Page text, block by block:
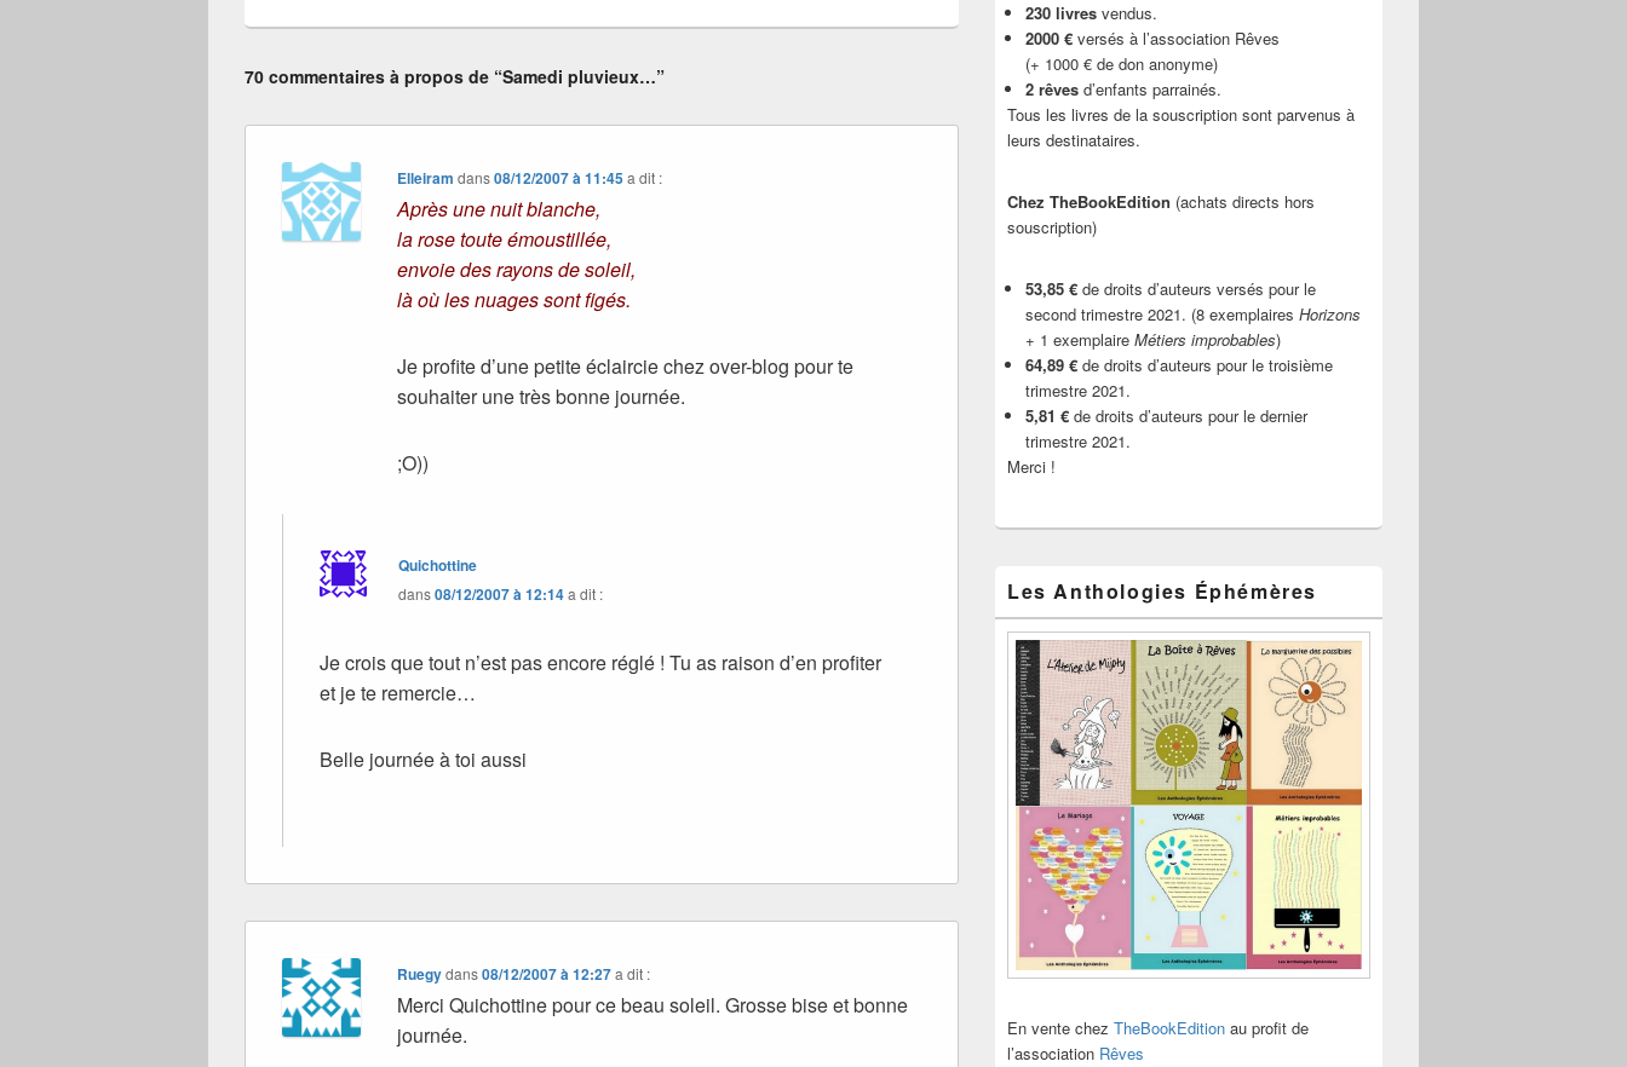
70 commentaires à propos de “Samedi pluvieux…”
Elleiram dans08/12/2007 à 11:45a dit :
Après une nuit blanche,
la rose toute émoustillée,
envoie des rayons de soleil,
là où les nuages sont figés.
Je profite d’une petite éclaircie chez over-blog pour te
souhaiter une très bonne journée.
;O))
Quichottine
dans08/12/2007 à 12:14a dit :
Je crois que tout n’est pas encore réglé ! Tu as raison d’en profiter
et je te remercie…
Belle journée à toi aussi
Ruegydans08/12/2007 à 12:27a dit :
Merci Quichottine pour ce beau soleil. Grosse bise et bonne
journée.
230 livres vendus.
2000 € versés à l’association Rêves
(+ 1000 € de don anonyme)
2 rêves d’enfants parrainés.
Tous les livres de la souscription sont parvenus à
leurs destinataires.
Chez TheBookEdition (achats directs hors
souscription)
53,85 € de droits d’auteurs versés pour le
second trimestre 2021. (8 exemplaires Horizons
+ 1 exemplaire Métiers improbables)
64,89 € de droits d’auteurs pour le troisième
trimestre 2021.
5,81 € de droits d’auteurs pour le dernier
trimestre 2021.
Merci !
Les Anthologies Éphémères
En vente chez TheBookEdition au profit de
l’association Rêves